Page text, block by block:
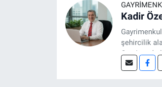
Kadir
şehircilik
projeleri